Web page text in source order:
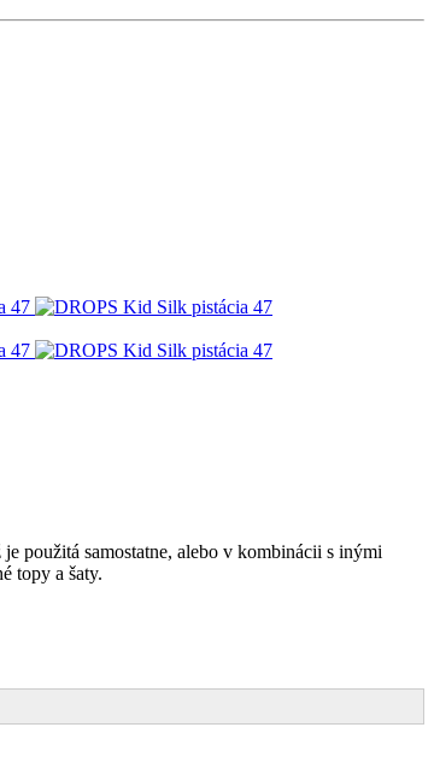
použitá samostatne, alebo v kombinácii s inými
topy a šaty.